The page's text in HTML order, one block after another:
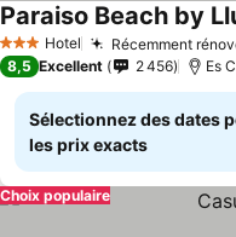
3 ÉtoilesHotel Récemment
Paraiso Beach by
8,5 Excellent 2 456 Es
Sélectionnez des dates
les prix exacts
Choix populaire